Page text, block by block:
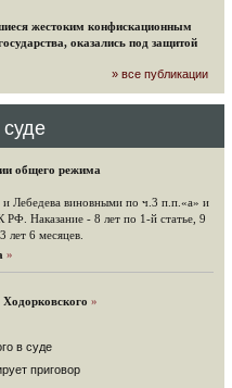
жестоким конфискационным
оказались под защитой
Zuercher Zeitung" о гаагском
выйти из-под юрисдикции ЕСПЧ.
Ссылаясь на санкции,
выбить из фонда национального
рублей («Ведомости» и «Дождь»).
» все публикации
общего режима
и Лебедева виновными по ч.3 п.п.«а» и
Наказание - 8 лет по 1-й статье, 9
лет 6 месяцев.
»
»
в суде
приговор